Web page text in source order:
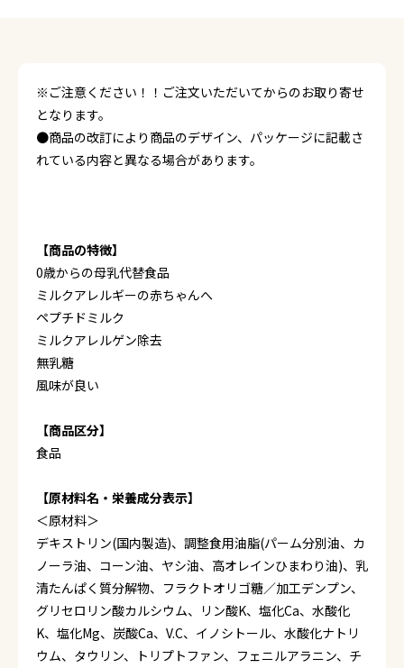
※ご注意ください！！ご注文いただいてからのお取り寄せ
となります。
●商品の改訂により商品のデザイン、パッケージに記載さ
れている内容と異なる場合があります。
【商品の特徴】
0歳からの母乳代替食品
ミルクアレルギーの赤ちゃんへ
ペプチドミルク
ミルクアレルゲン除去
無乳糖
風味が良い
【商品区分】
食品
【原材料名・栄養成分表示】
＜原材料＞
デキストリン(国内製造)、調整食用油脂(パーム分別油、カ
ノーラ油、コーン油、ヤシ油、高オレインひまわり油)、乳
清たんぱく質分解物、フラクトオリゴ糖／加工デンプン、
グリセロリン酸カルシウム、リン酸K、塩化Ca、水酸化
K、塩化Mg、炭酸Ca、V.C、イノシトール、水酸化ナトリ
ウム、タウリン、トリプトファン、フェニルアラニン、チ